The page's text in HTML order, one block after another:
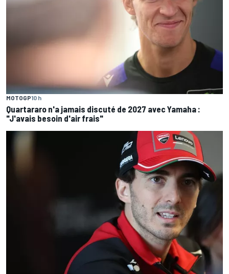
MOTOGP10 h
Quartararo n'a jamais discuté de 2027 avec Yamaha :
"J'avais besoin d'air frais"